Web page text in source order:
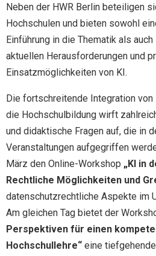
Neben der HWR Berlin beteiligen
Hochschulen und bieten sowohl
Einführung in die Thematik als
aktuellen Herausforderungen und
Einsatzmöglichkeiten von KI.
Die fortschreitende Integration
die Hochschulbildung wirft
und didaktische Fragen auf, die in
Veranstaltungen aufgegriffen
März den Online-Workshop „KI in
Rechtliche Möglichkeiten und
datenschutzrechtliche Aspekte im
Am gleichen Tag bietet der
Perspektiven für einen
Hochschullehre“ eine